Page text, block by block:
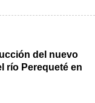
del nuevo
río Perequeté en